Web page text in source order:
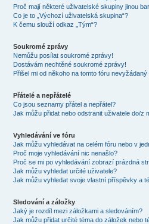
Proč mají některé uživatelské skupiny jinou
Co je to „Výchozí uživatelská skupina“?
K čemu slouží odkaz „Tým“?
Soukromé zprávy
Nemůžu posílat soukromé zprávy!
Dostávám nechtěné soukromé zprávy!
Přišel mi od někoho na tomto fóru nevyžádaný
Přátelé a nepřátelé
Co jsou seznamy přátel a nepřátel?
Jak můžu přidat nebo odstranit uživatele do/z
Vyhledávání ve fóru
Jak můžu vyhledávat na celém fóru nebo v
Proč moje vyhledávání nic nenašlo?
Proč se mi po vyhledávání zobrazí prázdná
Jak můžu vyhledat určité uživatele?
Jak můžu vyhledat svoje vlastní příspěvky a
Sledování a záložky
Jaký je rozdíl mezi záložkami a sledováním?
Jak můžu přidat určité téma do záložek nebo